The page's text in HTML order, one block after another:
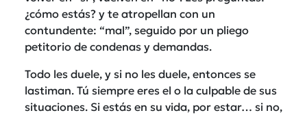
¿cómo estás? y te atropellan con un
contundente: “mal”, seguido por un pliego
petitorio de condenas y demandas.
Todo les duele, y si no les duele, entonces se
lastiman. Tú siempre eres el o la culpable de sus
situaciones. Si estás en su vida, por estar… si no,